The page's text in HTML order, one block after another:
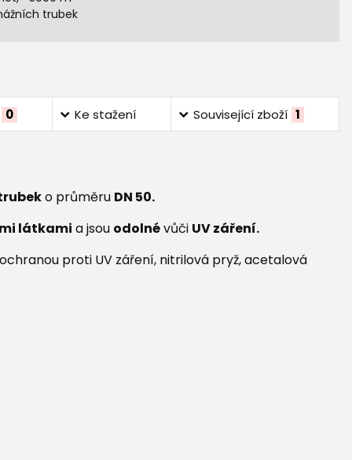
trubek
0 Ke stažení Související zboží 1
o průměru DN 50.
látkami a jsou odolnévůči UV záření.
proti UV záření, nitrilová pryž, acetalová